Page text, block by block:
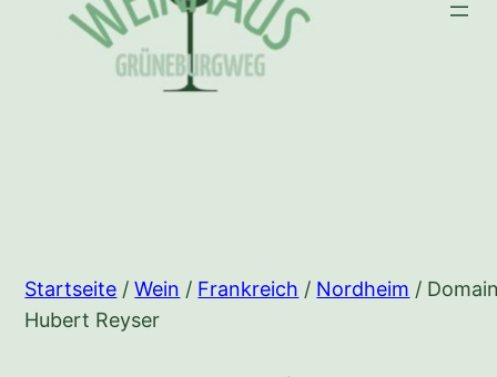
Startseite /Wein / Frankreich / Nordheim /
Hubert Reyser